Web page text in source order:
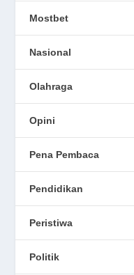
Mostbet
Nasional
Olahraga
Opini
Pena Pembaca
Pendidikan
Peristiwa
Politik